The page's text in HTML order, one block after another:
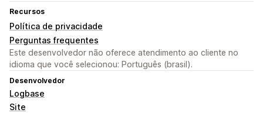
Recursos
Política de privacidade
Perguntas frequentes
Este desenvolvedor não oferece atendimento ao cliente no
idioma que você selecionou: Português (brasil).
Desenvolvedor
Logbase
Site